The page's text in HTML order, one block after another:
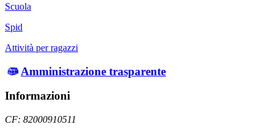
Scuola
Spid
Attività per ragazzi
Amministrazione trasparente
Informazioni
CF: 82000910511